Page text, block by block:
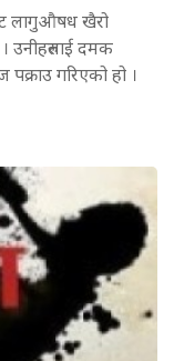
लागुऔषध खैरो
उनीहरुलाई दमक
गरिएको हो ।